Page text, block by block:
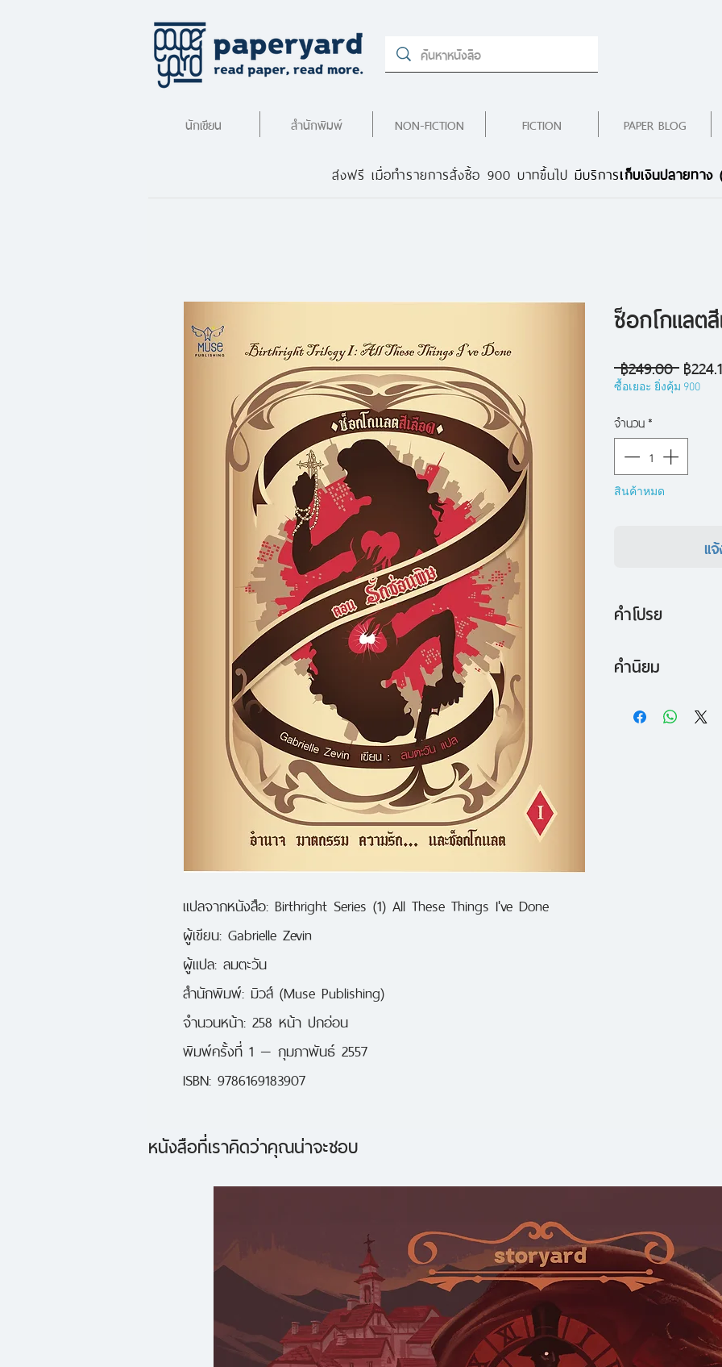
นักเขียน สำนักพิมพ์ NON-FICTION FICTION PAPER BLOG
แปลจากหนังสือ: Birthright Series (1) All These Things I've Done
ผู้เขียน: Gabrielle Zevin
ผู้แปล: ลมตะวัน
สำนักพิมพ์: มิวส์ (Muse Publishing)
จำนวนหน้า: 258 หน้า ปกอ่อน
พิมพ์ครั้งที่ 1 — กุมภาพันธ์ 2557
ISBN: 9786169183907
ช็อกโกแลต
฿249.00 ราคา
ปกติ
฿
ซื้อเยอะ ยิ่งคุ้ม 900
จำนวน*
สินค้าหมด
แ
คำโปรย
ในปีค.ศ. 2083 โล
ทรัพยากรครั้งให
ที่หาซื้อได้ทั่วไปกล
คำนิยม
"มีเสน่ห์ดึงดูดนักอ่
ส่งฟรี เมื่อทำรายการสั่งซื้อ 900 บาทขึ้นไป มีบริการเก็บเงินปลายทาง
หนังสือที่เราคิดว่าคุณน่าจะชอบ